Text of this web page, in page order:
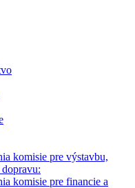
komisie pre výstavbu,
komisie pre financie a